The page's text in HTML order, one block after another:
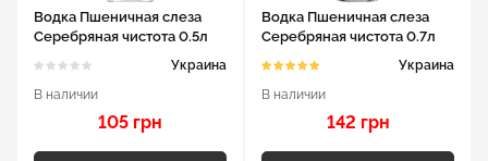
Водка Пшеничная слеза
Серебряная чистота 0.5л
Украина
В наличии
105 грн
Водка Пшеничная слеза
Серебряная чистота 0.7л
40%
Украина
В наличии
142 грн